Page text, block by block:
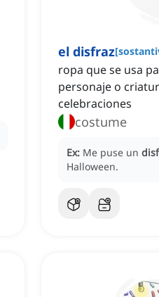
el disfraz[
ropa que se usa
personaje o
celebraciones
costume
Ex: Me puse un
Halloween.